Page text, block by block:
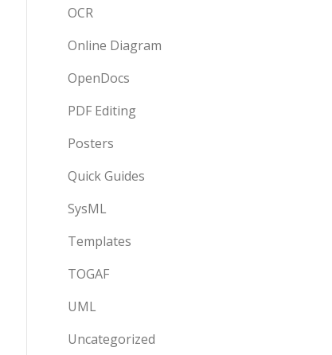
OCR
Online Diagram
OpenDocs
PDF Editing
Posters
Quick Guides
SysML
Templates
TOGAF
UML
Uncategorized